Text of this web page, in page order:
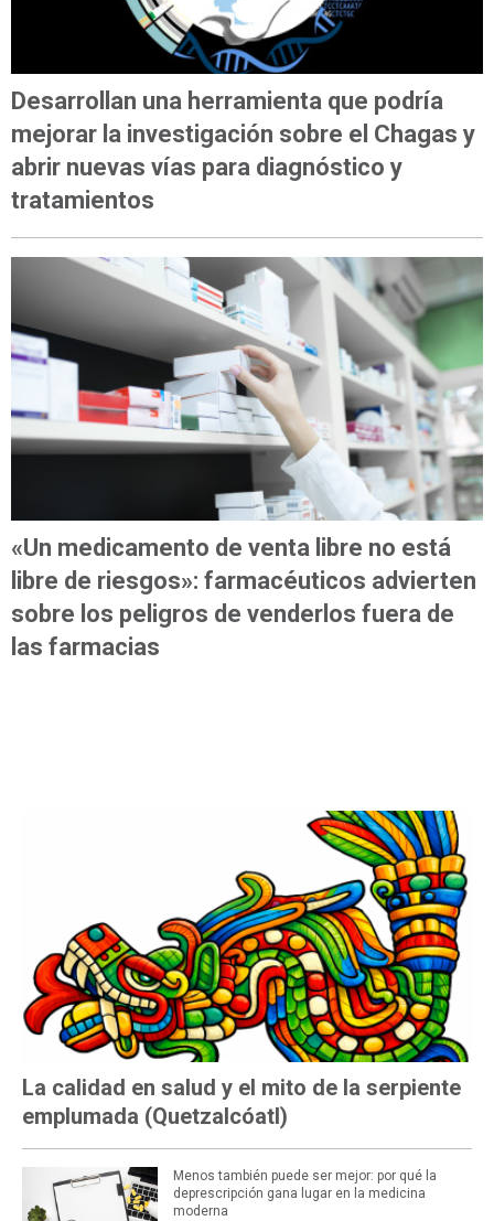
Desarrollan una herramienta que podría
mejorar la investigación sobre el Chagas y
abrir nuevas vías para diagnóstico y
tratamientos
«Un medicamento de venta libre no está
libre de riesgos»: farmacéuticos advierten
sobre los peligros de venderlos fuera de
las farmacias
La calidad en salud y el mito de la serpiente
emplumada (Quetzalcóatl)
Menos también puede ser mejor: por qué la
deprescripción gana lugar en la medicina
moderna